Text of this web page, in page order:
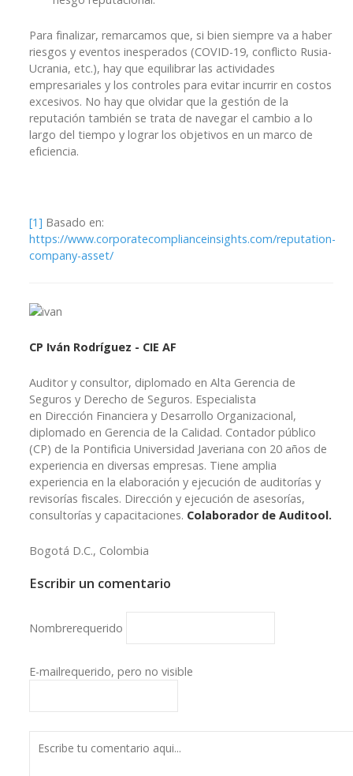
Para finalizar, remarcamos que, si bien siempre va a haber
riesgos y eventos inesperados (COVID-19, conflicto Rusia-
Ucrania, etc.), hay que equilibrar las actividades
empresariales y los controles para evitar incurrir en costos
excesivos. No hay que olvidar que la gestión de la
reputación también se trata de navegar el cambio a lo
largo del tiempo y lograr los objetivos en un marco de
eficiencia.
[1] Basado en:
https://www.corporatecomplianceinsights.com/reputation-
company-asset/
CP Iván Rodríguez - CIE AF
Auditor y consultor, diplomado en Alta Gerencia de
Seguros y Derecho de Seguros. Especialista
en Dirección Financiera y Desarrollo Organizacional,
diplomado en Gerencia de la Calidad. Contador público
(CP) de la Pontificia Universidad Javeriana con 20 años de
experiencia en diversas empresas. Tiene amplia
experiencia en la elaboración y ejecución de auditorías y
revisorías fiscales. Dirección y ejecución de asesorías,
consultorías y capacitaciones. Colaborador de Auditool.
Bogotá D.C., Colombia
Escribir un comentario
Nombrerequerido
E-mailrequerido, pero no visible